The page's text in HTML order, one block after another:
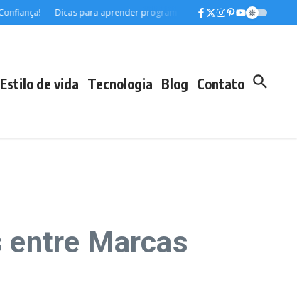
Dicas para aprender programação do zero sem gastar
Estilo de vida Tecnologia Blog Contato
entre Marcas